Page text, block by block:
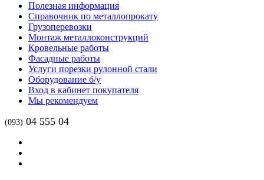
Полезная информация
Справочник по металлопрокату
Грузоперевозки
Монтаж металлоконструкций
Кровельные работы
Фасадные работы
Услуги порезки рулонной стали
Оборудование б/у
Вход в кабинет покупателя
Мы рекомендуем
(093) 04 555 04